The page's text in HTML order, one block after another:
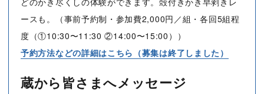
ースも。（事前予約制・参加費2,000円／組・各回5組程
度（①10:30〜11:30 ②14:00〜15:00））
予約方法などの詳細はこちら（募集は終了しました）
蔵から皆さまへメッセージ